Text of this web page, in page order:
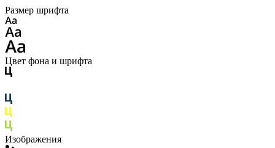
Размер шрифта
Цвет фона и шрифта
Изображения